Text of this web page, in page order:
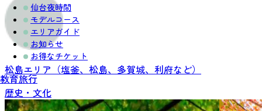
仙台夜時間
モデルコース
エリアガイド
お知らせ
お得なチケット
教育旅行
松島エリア（塩釜、松島、多賀城、利府など）
歴史・文化